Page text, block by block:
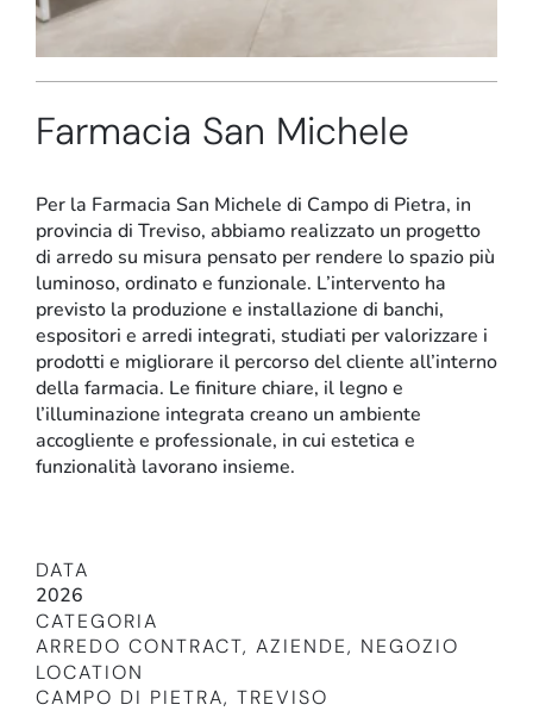
Stand e showroom
Retail
DATA
2026
CATEGORIA
ARREDO CONTRACT, AZIENDE, NEGOZIO
LOCATION
CAMPO DI PIETRA, TREVISO
Farmacia San Michele
Per la Farmacia San Michele di Campo di Pietra, in
provincia di Treviso, abbiamo realizzato un progetto
di arredo su misura pensato per rendere lo spazio più
luminoso, ordinato e funzionale. L’intervento ha
previsto la produzione e installazione di banchi,
espositori e arredi integrati, studiati per valorizzare i
prodotti e migliorare il percorso del cliente all’interno
della farmacia. Le finiture chiare, il legno e
l’illuminazione integrata creano un ambiente
accogliente e professionale, in cui estetica e
funzionalità lavorano insieme.